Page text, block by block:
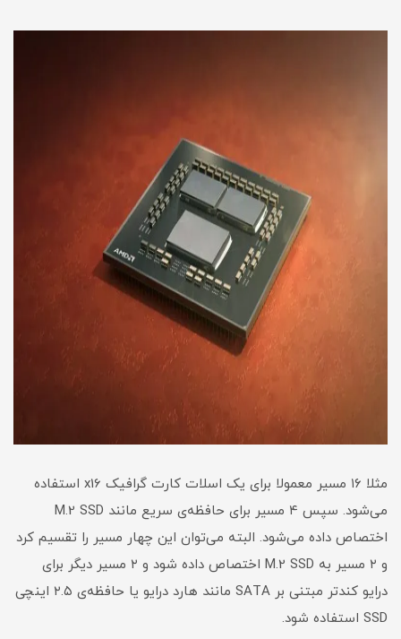
مثلا ۱۶ مسیر معمولا برای یک اسلات کارت گرافیک x16 استفاده
می‌شود. سپس ۴ مسیر برای حافظه‌ی سریع مانند M.2 SSD
اختصاص داده می‌شود. البته می‌توان این چهار مسیر را تقسیم کرد
و ۲ مسیر به M.2 SSD اختصاص داده شود و ۲ مسیر دیگر برای
درایو کندتر مبتنی بر SATA مانند هارد درایو یا حافظه‌ی ۲.۵ اینچی
SSD استفاده شود.